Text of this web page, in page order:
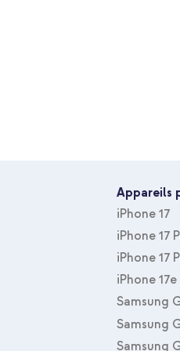
Appareils
iPhone 17
iPhone 17
iPhone 17
iPhone 17e
Samsung
Samsung
Samsung